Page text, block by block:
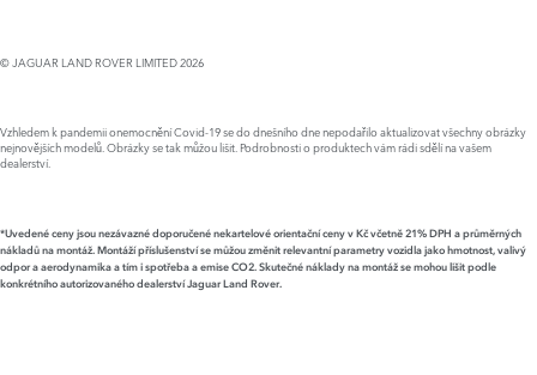
© JAGUAR LAND ROVER LIMITED 2026
Vzhledem k pandemii onemocnění Covid-19 se do dnešního dne nepodařilo aktualizovat všechny obrázky
nejnovějších modelů. Obrázky se tak můžou lišit. Podrobnosti o produktech vám rádi sdělí na vašem
dealerství.
*Uvedené ceny jsou nezávazné doporučené nekartelové orientační ceny v Kč včetně 21% DPH a průměrných
nákladů na montáž. Montáží příslušenství se můžou změnit relevantní parametry vozidla jako hmotnost, valivý
odpor a aerodynamika a tím i spotřeba a emise CO2. Skutečné náklady na montáž se mohou lišit podle
konkrétního autorizovaného dealerství Jaguar Land Rover.